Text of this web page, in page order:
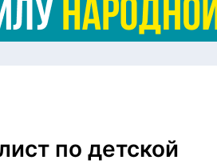
по детской